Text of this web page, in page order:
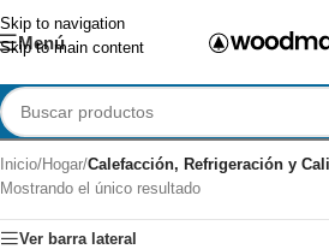
Skip to navigation
Skip to main content
Menú
Inicio/Hogar/Calefacción, Refrigeración y
Mostrando el único resultado
Ver barra lateral